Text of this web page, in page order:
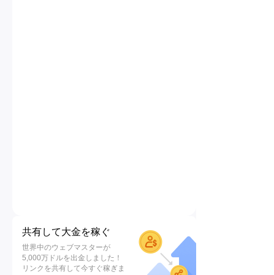
共有して大金を稼ぐ
世界中のウェブマスターが
5,000万ドルを出金しました！
リンクを共有して今すぐ稼ぎま